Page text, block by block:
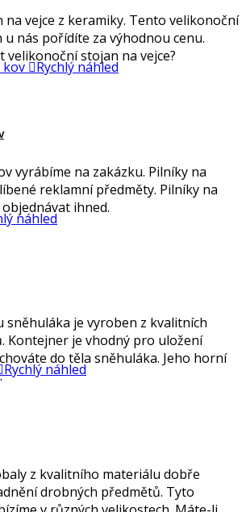
vejce z keramiky. Tento velikonoční
u nás pořídíte za výhodnou cenu.
velikonoční stojan na vejce?
Rychlý náhled
vyrábíme na zakázku. Pilníky na
reklamní předměty. Pilníky na
ihned.
náhled
sněhuláka je vyroben z kvalitních
Kontejner je vhodný pro uložení
do těla sněhuláka. Jeho horní
Rychlý náhled
z kvalitního materiálu dobře
drobných předmětů. Tyto